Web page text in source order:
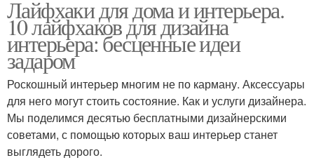
Лайфхаки для дома и интерьера.
10 лайфхаков для дизайна
интерьера: бесценные идеи
задаром
Роскошный интерьер многим не по карману. Аксессуары
для него могут стоить состояние. Как и услуги дизайнера.
Мы поделимся десятью бесплатными дизайнерскими
советами, с помощью которых ваш интерьер станет
выглядеть дорого.